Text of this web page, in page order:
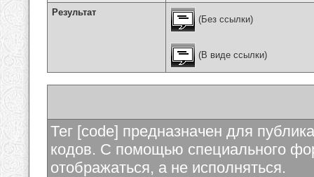
Результат
(Без ссылки)
(В виде ссылки)
Тег [code] предназначен для
кодов. С помощью специального
отображаться, а не исполняться.